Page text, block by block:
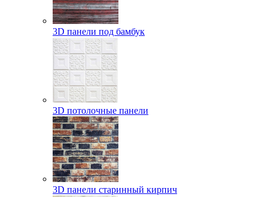
3D панели под бамбук
3D потолочные панели
3D панели старинный кирпич